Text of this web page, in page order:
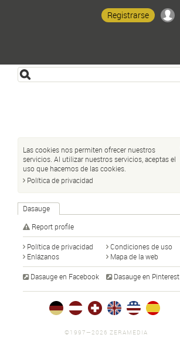
Registrarse
Las cookies nos permiten ofrecer nuestros
servicios. Al utilizar nuestros servicios, aceptas el
uso que hacemos de las cookies.
Política de privacidad
Dasauge
Report profile
Política de privacidad
Condiciones de uso
Enlázanos
Mapa de la web
Dasauge en Facebook Dasauge en Pinterest
©1997—2026 ZERAMEDIA